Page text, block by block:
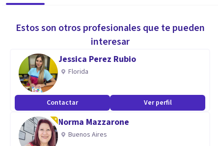
Estos son otros profesionales que te pueden
interesar
Jessica Perez Rubio
Florida
Contactar Ver perfil
Norma Mazzarone
Buenos Aires